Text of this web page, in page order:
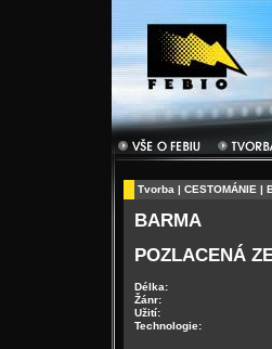
Tvorba | CESTOMÁNIE |
BARMA
POZLACENÁ
Délka:
Žánr:
Užití:
Technologie: